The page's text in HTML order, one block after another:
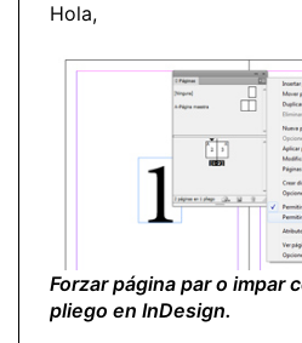
Hola,
Forzar página par o impar
pliego en InDesign.